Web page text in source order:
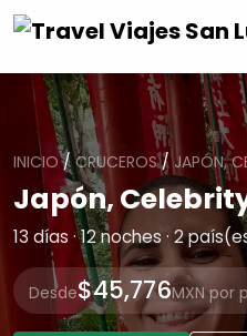
INICIO/CRUCEROS/JAPÓN,
Japón,
13 días · 12 noches · 2
Desde$45,776MXN por